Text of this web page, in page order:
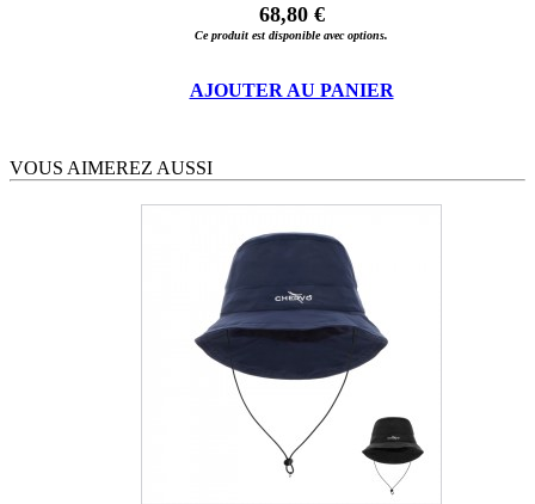
68,80 €
Ce produit est disponible avec options.
AJOUTER AU PANIER
VOUS AIMEREZ AUSSI